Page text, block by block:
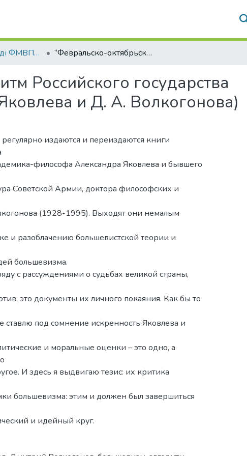
Статті та доповіді ФМВПС (Політологія) “Февральско-октябрьский” алгоритм Российского государства (размышления над книгами А. Н. Яковлева и Д. А. Волкогонова)
Российского государства
и Д. А. Волкогонова)
издаются и переиздаются книги
философа Александра Яковлева и бывшего
Советской Армии, доктора философских и
(1928-1995). Выходят они немалым
и разоблачению большевистской теории и
большевизма.
с рассуждениями о судьбах великой страны,
это документы их личного покаяния. Как бы то
ставлю под сомнение искренность Яковлева и
и моральные оценки – это одно, а
И здесь я выдвигаю тезис: их критика
большевизма: этим и должен был завершиться
и идейный круг.